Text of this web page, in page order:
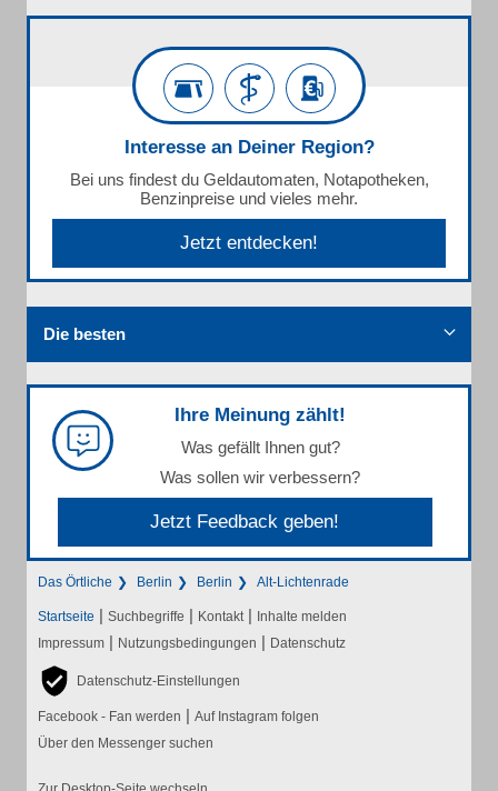
Interesse an Deiner Region?
Bei uns findest du Geldautomaten, Notapotheken,
Benzinpreise und vieles mehr.
Jetzt entdecken!
Die besten
Ihre Meinung zählt!
Was gefällt Ihnen gut?
Was sollen wir verbessern?
Jetzt Feedback geben!
Das Örtliche Berlin Berlin Alt-Lichtenrade
Startseite | Suchbegriffe | Kontakt | Inhalte melden
Impressum | Nutzungsbedingungen | Datenschutz
Datenschutz-Einstellungen
Facebook - Fan werden | Auf Instagram folgen
Über den Messenger suchen